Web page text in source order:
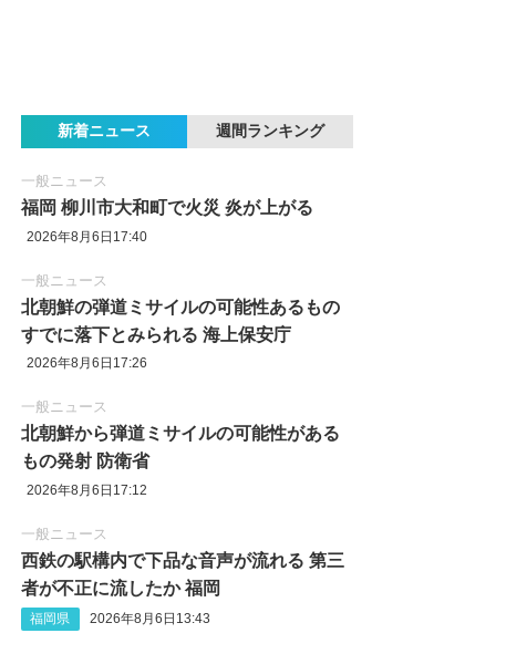
新着ニュース 週間ランキング
一般ニュース
福岡 柳川市大和町で火災 炎が上がる
2026年8月6日17:40
一般ニュース
北朝鮮の弾道ミサイルの可能性あるもの
すでに落下とみられる 海上保安庁
2026年8月6日17:26
一般ニュース
北朝鮮から弾道ミサイルの可能性がある
もの発射 防衛省
2026年8月6日17:12
一般ニュース
西鉄の駅構内で下品な音声が流れる 第三
者が不正に流したか 福岡
福岡県 2026年8月6日13:43